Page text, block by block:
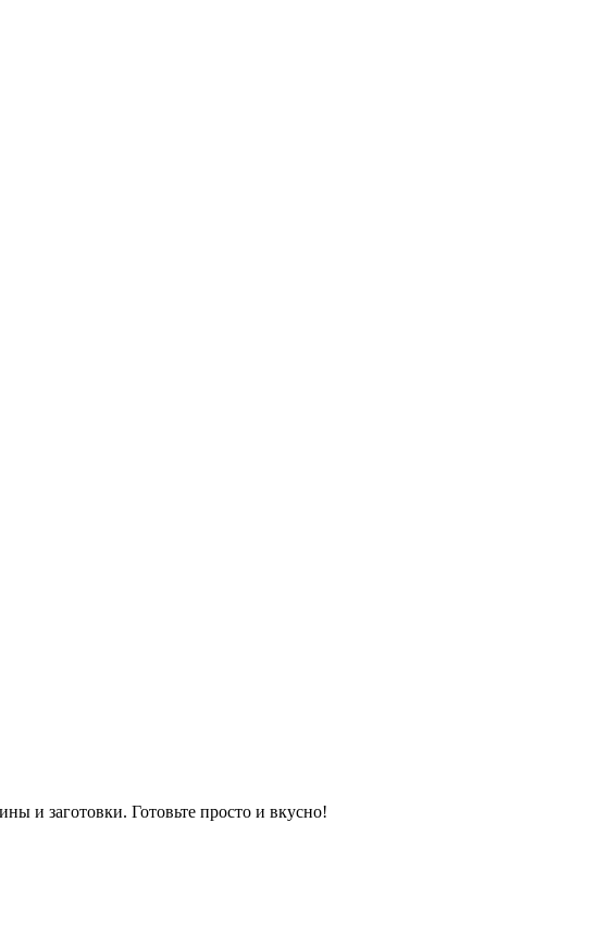
и заготовки. Готовьте просто и вкусно!